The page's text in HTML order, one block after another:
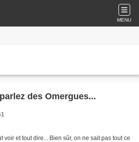
MENU
des Omergues...
voir et tout dire... Bien sûr, on ne sait pas tout ce